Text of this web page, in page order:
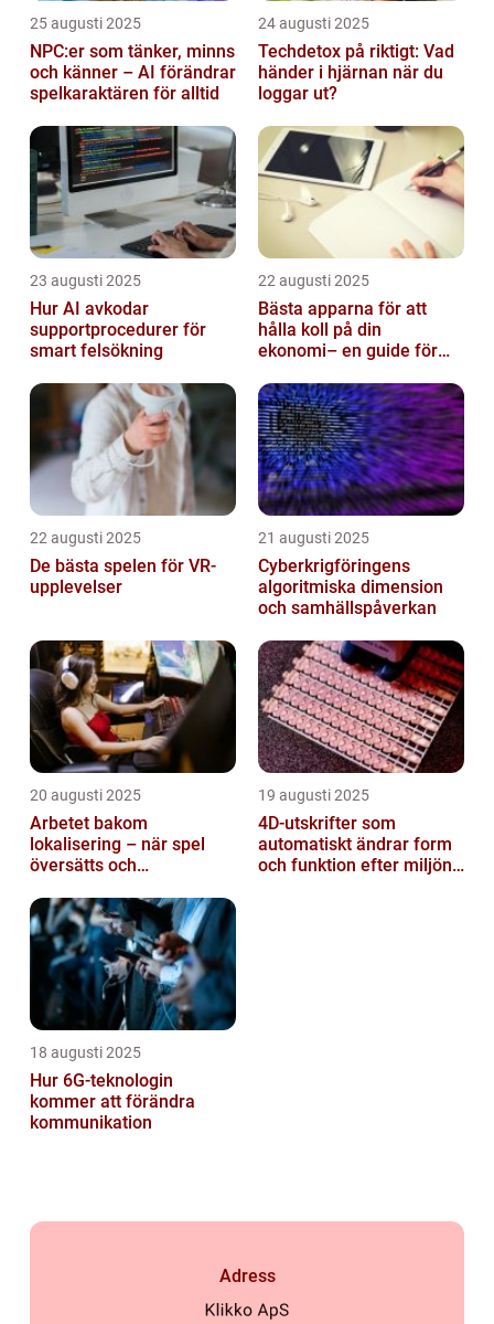
25 augusti 2025
NPC:er som tänker, minns
och känner – AI förändrar
spelkaraktären för alltid
24 augusti 2025
Techdetox på riktigt: Vad
händer i hjärnan när du
loggar ut?
23 augusti 2025
Hur AI avkodar
supportprocedurer för
smart felsökning
22 augusti 2025
Bästa apparna för att
hålla koll på din
ekonomi– en guide för
22 augusti 2025
De bästa spelen för VR-
upplevelser
21 augusti 2025
Cyberkrigföringens
algoritmiska dimension
och samhällspåverkan
20 augusti 2025
Arbetet bakom
lokalisering – när spel
översätts och
19 augusti 2025
4D-utskrifter som
automatiskt ändrar form
och funktion efter miljöns
18 augusti 2025
Hur 6G-teknologin
kommer att förändra
kommunikation
Adress